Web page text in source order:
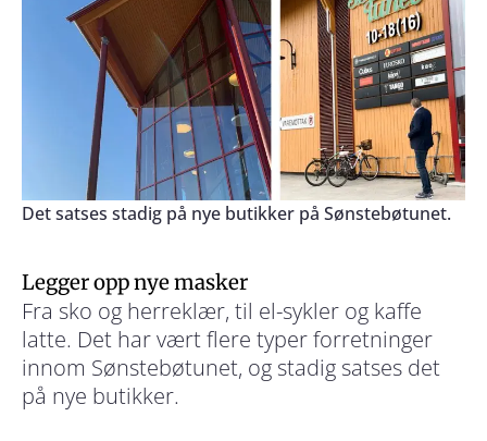
Det satses stadig på nye butikker på Sønstebøtunet.
Legger opp nye masker
Fra sko og herreklær, til el-sykler og kaffe
latte. Det har vært flere typer forretninger
innom Sønstebøtunet, og stadig satses det
på nye butikker.